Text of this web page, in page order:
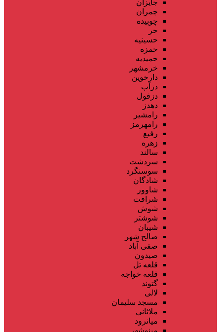
جایزان
چمران
چوبیده
حر
حسینیه
حمزه
حمیدیه
خرمشهر
دارخوین
دزآب
دزفول
دهدز
رامشیر
رامهرمز
رفیع
زهره
سالند
سردشت
سوسنگرد
شادگان
شاوور
شرافت
شوش
شوشتر
شیبان
صالح شهر
صفی آباد
صیدون
قلعه تل
قلعه خواجه
گتوند
لالی
مسجد سلیمان
ملاثانی
میانرود
مینوشهر